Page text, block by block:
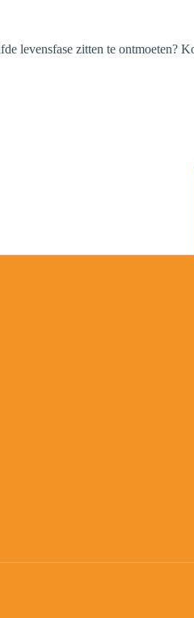
levensfase zitten te ontmoeten?